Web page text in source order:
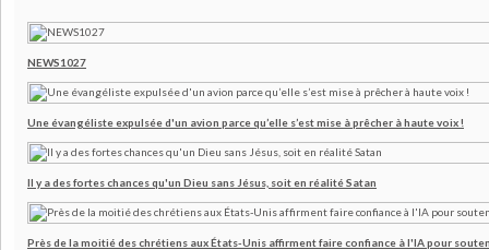
NEWS1027
Une évangéliste expulsée d'un avion parce qu’elle s’est mise à prêcher à haute voix !
Il y a des fortes chances qu'un Dieu sans Jésus, soit en réalité Satan
Près de la moitié des chrétiens aux États-Unis affirment faire confiance à l'IA pour